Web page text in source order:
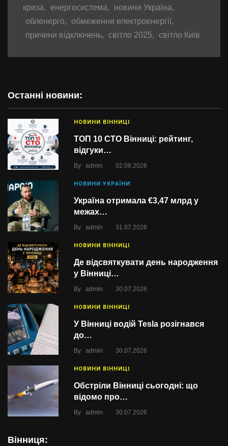
Останні новини:
НОВИНИ ВІННИЦІ
ТОП 10 СТО Вінниці: рейтинг,
відгуки…
By admin . 02.08.2026
НОВИНИ УКРАЇНИ
Україна отримала €3,47 млрд у
межах…
By admin . 31.07.2026
НОВИНИ ВІННИЦІ
Де відсвяткувати день народження
у Вінниці…
By admin . 30.07.2026
НОВИНИ ВІННИЦІ
У Вінниці водій Tesla розігнався
до…
By admin . 30.07.2026
НОВИНИ ВІННИЦІ
Обстріли Вінниці сьогодні: що
відомо про…
By admin . 30.07.2026
Вінниця:
криза, енергосистема, новини Україна,
обленерго, обмеження електроенергії,
причини відключень, світло 2025, світло Київ